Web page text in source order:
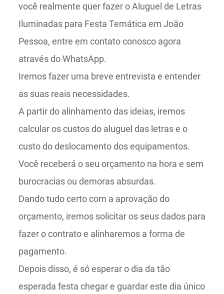
você realmente quer fazer o Aluguel de Letras
Iluminadas para Festa Temática em João
Pessoa, entre em contato conosco agora
através do WhatsApp.
Iremos fazer uma breve entrevista e entender
as suas reais necessidades.
A partir do alinhamento das ideias, iremos
calcular os custos do aluguel das letras e o
custo do deslocamento dos equipamentos.
Você receberá o seu orçamento na hora e sem
burocracias ou demoras absurdas.
Dando tudo certo com a aprovação do
orçamento, iremos solicitar os seus dados para
fazer o contrato e alinharemos a forma de
pagamento.
Depois disso, é só esperar o dia da tão
esperada festa chegar e guardar este dia único